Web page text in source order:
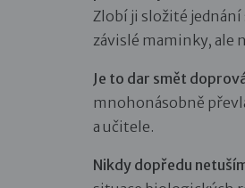
Zlobí ji složité
závislé maminky, ale
Je to dar smět
mnohonásobně
a učitele.
Nikdy dopředu